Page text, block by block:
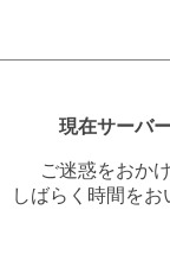
現在サーバ
ご迷惑をおか
しばらく時間を